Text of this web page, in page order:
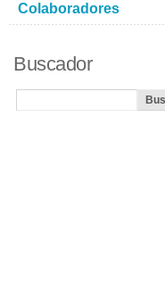
Colaboradores
Buscador